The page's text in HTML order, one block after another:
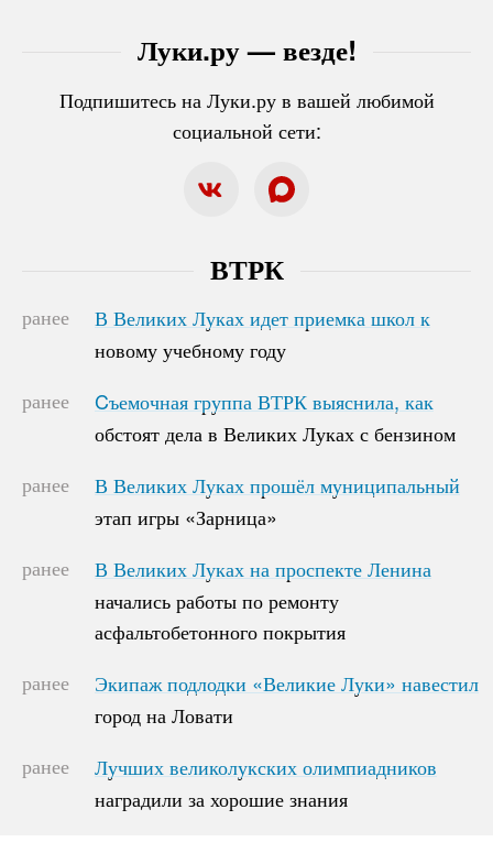
Луки.ру — везде!
Подпишитесь на Луки.ру в вашей любимой
социальной сети:
ВТРК
ранее
В Великих Луках идет приемка школ к
новому учебному году
В Великих Луках идет приемка школ к
новому учебному году
ранее
Cъемочная группа ВТРК выяснила, как
обстоят дела в Великих Луках с бензином
Cъемочная группа ВТРК выяснила, как
обстоят дела в Великих Луках с бензином
ранее
В Великих Луках прошёл муниципальный
этап игры «Зарница»
В Великих Луках прошёл муниципальный
этап игры «Зарница»
ранее
В Великих Луках на проспекте Ленина
начались работы по ремонту
асфальтобетонного покрытия
В Великих Луках на проспекте Ленина
начались работы по ремонту
асфальтобетонного покрытия
ранее
Экипаж подлодки «Великие Луки» навестил
город на Ловати
Экипаж подлодки «Великие Луки» навестил
город на Ловати
ранее
Лучших великолукских олимпиадников
наградили за хорошие знания
Лучших великолукских олимпиадников
наградили за хорошие знания